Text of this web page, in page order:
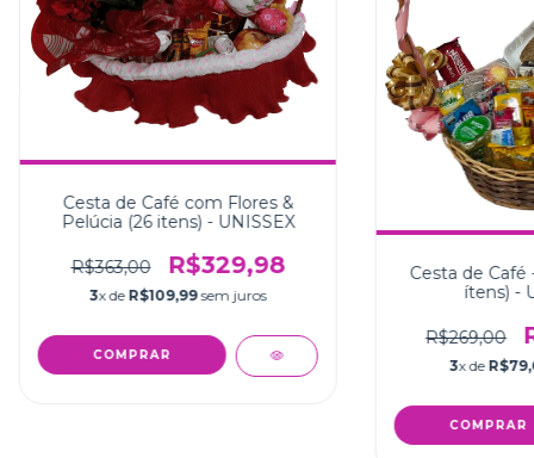
Cesta de Café com Flores &
Pelúcia (26 itens) - UNISSEX
R$363,00 R$329,98
3x de R$109,99sem juros
Cesta de Café
ítens) -
R$269,00
3x de